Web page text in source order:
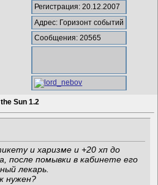
Регистрация: 20.12.2007
Адрес: Горизонт событий
Сообщения: 20565
Sun 1.2
и харизме и +20 хп до
после помывки в кабинете его
лекарь.
нужен?